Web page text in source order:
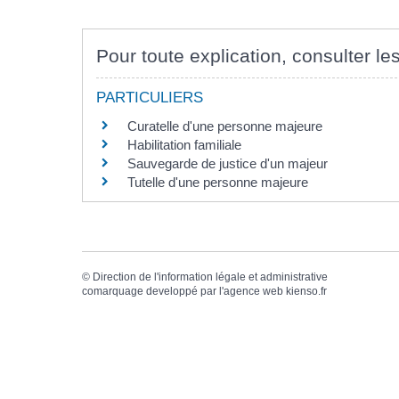
Pour toute explication, consulter
PARTICULIERS
Curatelle d'une personne majeure
Habilitation familiale
Sauvegarde de justice d'un majeur
Tutelle d'une personne majeure
© Direction de l'information légale et administrative
comarquage developpé par l'agence web kienso.fr